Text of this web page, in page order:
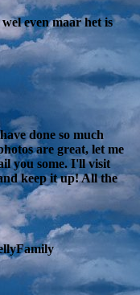
even maar het is
done so much
are great, let me
you some. I'll visit
keep it up! All the